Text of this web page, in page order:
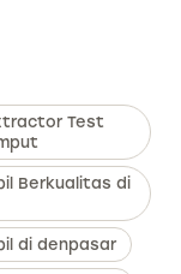
Test
Berkualitas di
di denpasar